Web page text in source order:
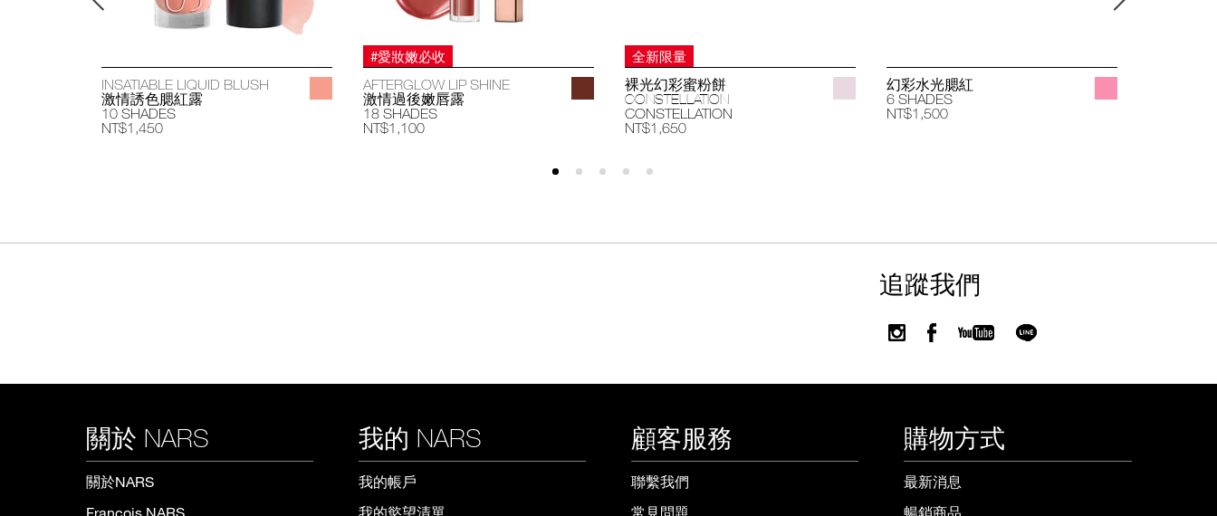
INSATIABLE LIQUID BLUSH
激情誘色腮紅露
10 SHADES
NT$1,450
#愛妝嫩必收
AFTERGLOW LIP SHINE
激情過後嫩唇露
18 SHADES
NT$1,100
全新限量
裸光幻彩蜜粉餅
CONSTELLATION
CONSTELLATION
NT$1,650
幻彩水光腮紅
6 SHADES
NT$1,500
追蹤我們
關於 NARS
關於NARS
François NARS
我的 NARS
我的帳戶
我的慾望清單
顧客服務
聯繫我們
常見問題
購物方式
最新消息
暢銷商品